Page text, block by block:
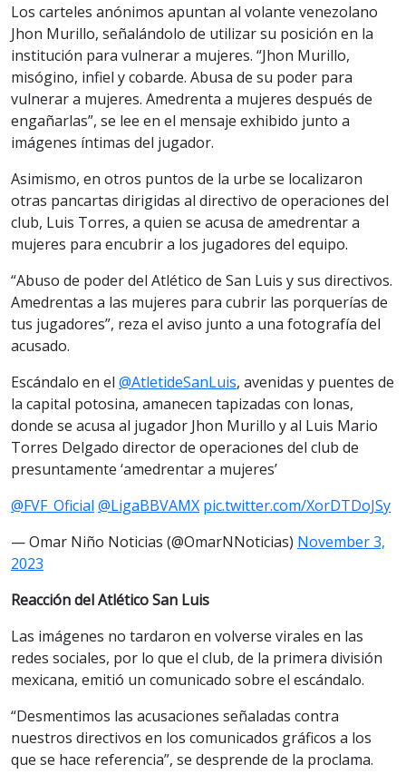
Los carteles anónimos apuntan al volante venezolano
Jhon Murillo, señalándolo de utilizar su posición en la
institución para vulnerar a mujeres. “Jhon Murillo,
misógino, infiel y cobarde. Abusa de su poder para
vulnerar a mujeres. Amedrenta a mujeres después de
engañarlas”, se lee en el mensaje exhibido junto a
imágenes íntimas del jugador.
Asimismo, en otros puntos de la urbe se localizaron
otras pancartas dirigidas al directivo de operaciones del
club, Luis Torres, a quien se acusa de amedrentar a
mujeres para encubrir a los jugadores del equipo.
“Abuso de poder del Atlético de San Luis y sus directivos.
Amedrentas a las mujeres para cubrir las porquerías de
tus jugadores”, reza el aviso junto a una fotografía del
acusado.
Escándalo en el @AtletideSanLuis, avenidas y puentes de
la capital potosina, amanecen tapizadas con lonas,
donde se acusa al jugador Jhon Murillo y al Luis Mario
Torres Delgado director de operaciones del club de
presuntamente ‘amedrentar a mujeres’
@FVF_Oficial @LigaBBVAMX pic.twitter.com/XorDTDoJSy
— Omar Niño Noticias (@OmarNNoticias) November 3,
2023
Reacción del Atlético San Luis
Las imágenes no tardaron en volverse virales en las
redes sociales, por lo que el club, de la primera división
mexicana, emitió un comunicado sobre el escándalo.
“Desmentimos las acusaciones señaladas contra
nuestros directivos en los comunicados gráficos a los
que se hace referencia”, se desprende de la proclama.